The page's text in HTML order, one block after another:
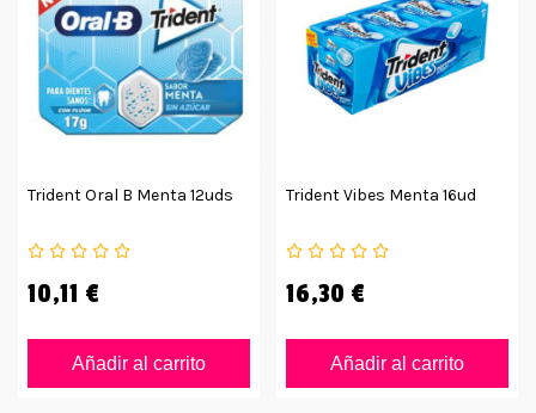
Trident Oral B Menta 12uds
10,11 €
Añadir al carrito
Trident Vibes Menta 16ud
16,30 €
Añadir al carrito